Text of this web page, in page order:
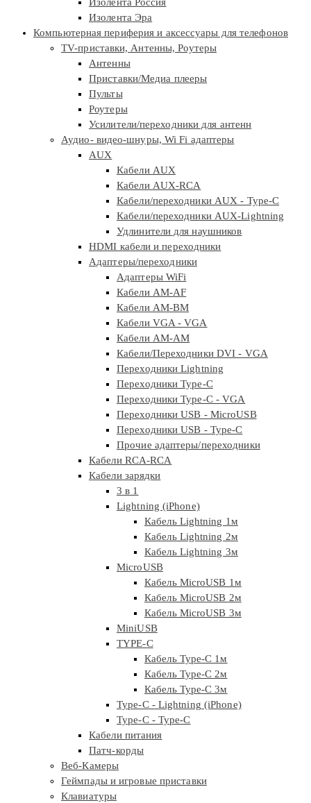
Изолента Россия
Изолента Эра
Компьютерная периферия и аксессуары для телефонов
TV-приставки, Антенны, Роутеры
Антенны
Приставки/Медиа плееры
Пульты
Роутеры
Усилители/переходники для антенн
Аудио- видео-шнуры, Wi Fi адаптеры
AUX
Кабели AUX
Кабели AUX-RCA
Кабели/переходники AUX - Type-C
Кабели/переходники AUX-Lightning
Удлинители для наушников
HDMI кабели и переходники
Адаптеры/переходники
Адаптеры WiFi
Кабели AM-AF
Кабели AM-BM
Кабели VGA - VGA
Кабели АМ-АМ
Кабели/Переходники DVI - VGA
Переходники Lightning
Переходники Type-C
Переходники Type-C - VGA
Переходники USB - MicroUSB
Переходники USB - Type-C
Прочие адаптеры/переходники
Кабели RCA-RCA
Кабели зарядки
3 в 1
Lightning (iPhone)
Кабель Lightning 1м
Кабель Lightning 2м
Кабель Lightning 3м
MicroUSB
Кабель MicroUSB 1м
Кабель MicroUSB 2м
Кабель MicroUSB 3м
MiniUSB
TYPE-C
Кабель Type-C 1м
Кабель Type-C 2м
Кабель Type-C 3м
Type-C - Lightning (iPhone)
Type-C - Type-C
Кабели питания
Патч-корды
Веб-Камеры
Геймпады и игровые приставки
Клавиатуры